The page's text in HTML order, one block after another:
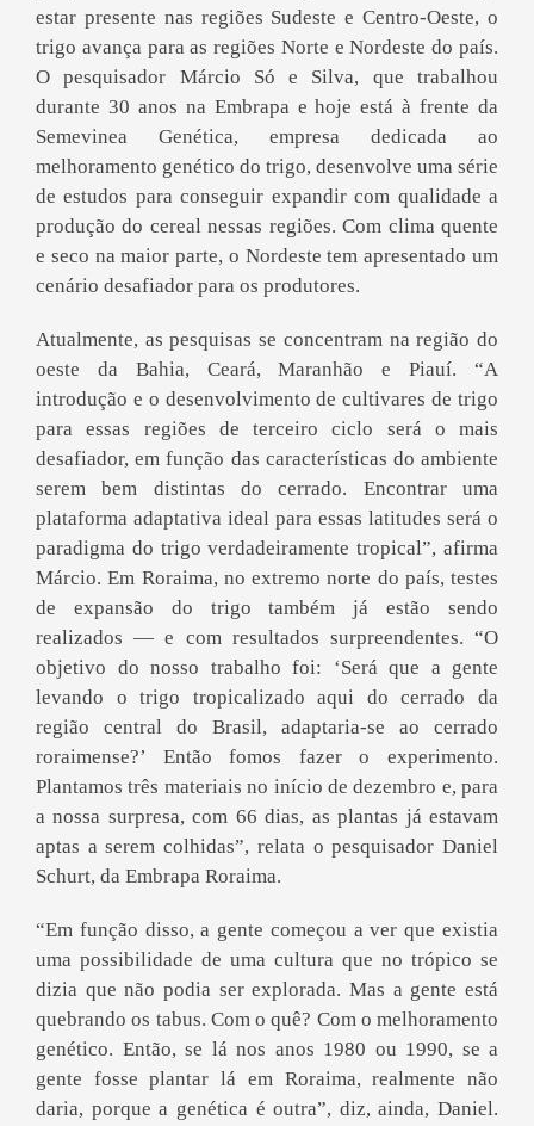
estar presente nas regiões Sudeste e Centro-Oeste, o
trigo avança para as regiões Norte e Nordeste do país.
O pesquisador Márcio Só e Silva, que trabalhou
durante 30 anos na Embrapa e hoje está à frente da
Semevinea Genética, empresa dedicada ao
melhoramento genético do trigo, desenvolve uma série
de estudos para conseguir expandir com qualidade a
produção do cereal nessas regiões. Com clima quente
e seco na maior parte, o Nordeste tem apresentado um
cenário desafiador para os produtores.
Atualmente, as pesquisas se concentram na região do
oeste da Bahia, Ceará, Maranhão e Piauí. “A
introdução e o desenvolvimento de cultivares de trigo
para essas regiões de terceiro ciclo será o mais
desafiador, em função das características do ambiente
serem bem distintas do cerrado. Encontrar uma
plataforma adaptativa ideal para essas latitudes será o
paradigma do trigo verdadeiramente tropical”, afirma
Márcio. Em Roraima, no extremo norte do país, testes
de expansão do trigo também já estão sendo
realizados — e com resultados surpreendentes. “O
objetivo do nosso trabalho foi: ‘Será que a gente
levando o trigo tropicalizado aqui do cerrado da
região central do Brasil, adaptaria-se ao cerrado
roraimense?’ Então fomos fazer o experimento.
Plantamos três materiais no início de dezembro e, para
a nossa surpresa, com 66 dias, as plantas já estavam
aptas a serem colhidas”, relata o pesquisador Daniel
Schurt, da Embrapa Roraima.
“Em função disso, a gente começou a ver que existia
uma possibilidade de uma cultura que no trópico se
dizia que não podia ser explorada. Mas a gente está
quebrando os tabus. Com o quê? Com o melhoramento
genético. Então, se lá nos anos 1980 ou 1990, se a
gente fosse plantar lá em Roraima, realmente não
daria, porque a genética é outra”, diz, ainda, Daniel.